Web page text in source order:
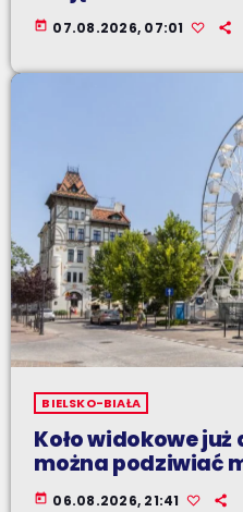
today 07.08.2026, 07:01
BIELSKO-BIAŁA
Koło widokowe już
można podziwiać
today 06.08.2026, 21:41